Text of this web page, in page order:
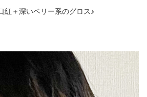
紅＋深いベリー系のグロス♪